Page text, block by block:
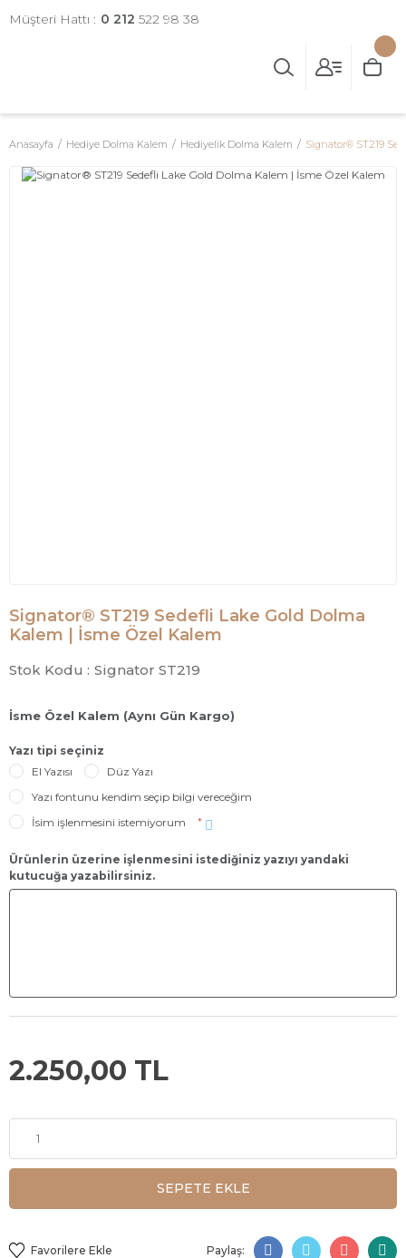
Müşteri Hattı : 0 212 522 98 38
Anasayfa Hediye Dolma Kalem Hediyelik Dolma Kalem Signator® ST219
Signator® ST219 Sedefli Lake Gold Dolma
Kalem | İsme Özel Kalem
Stok Kodu : Signator ST219
İsme Özel Kalem (Aynı Gün Kargo)
Yazı tipi seçiniz
El Yazısı
Düz Yazı
Yazı fontunu kendim seçip bilgi vereceğim
İsim işlenmesini istemiyorum
*
Ürünlerin üzerine işlenmesini istediğiniz yazıyı yandaki
kutucuğa yazabilirsiniz.
2.250,00 TL
SEPETE EKLE
Paylaş: